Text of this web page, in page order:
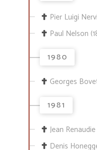
Pier Luigi
Paul Nelson
1980
Georges
1981
Jean
Denis